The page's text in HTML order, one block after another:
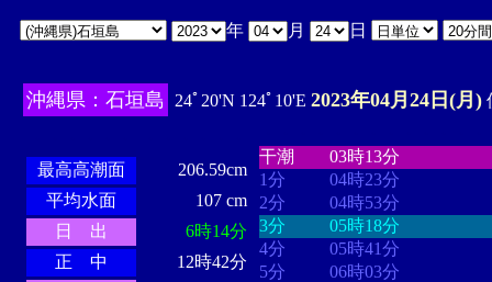
年 月 日
沖縄県：石垣島 24ﾟ20'N 124ﾟ10'E 2023年04月24日(月)
最高高潮面
206.59cm
平均水面
107 cm
日 出
6時14分
正 中
12時42分
干潮
03時13分
1分
04時23分
2分
04時53分
3分
05時18分
4分
05時41分
5分
06時03分